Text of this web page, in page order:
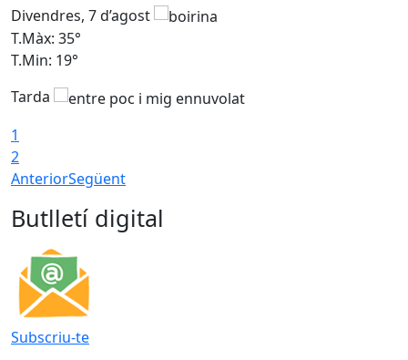
Divendres, 7 d’agost
T.Màx: 35°
T.Min: 19°
Tarda
1
2
AnteriorSegüent
Butlletí digital
Subscriu-te